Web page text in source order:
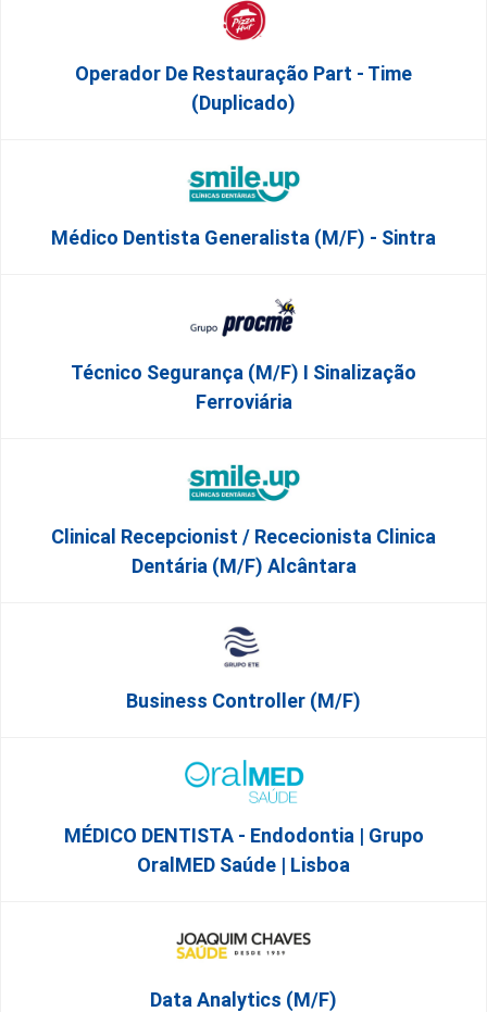
Operador De Restauração Part - Time
(Duplicado)
Médico Dentista Generalista (M/F) - Sintra
Técnico Segurança (m/f) I Sinalização
Ferroviária
Clinical Recepcionist / Rececionista Clinica
Dentária (M/F) Alcântara
Business Controller (m/f)
MÉDICO DENTISTA - Endodontia | Grupo
OralMED Saúde | Lisboa
Data Analytics (M/F)